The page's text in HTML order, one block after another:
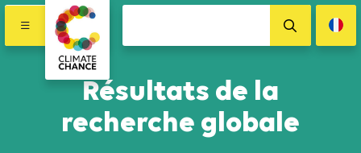
Résultats de la
recherche globale